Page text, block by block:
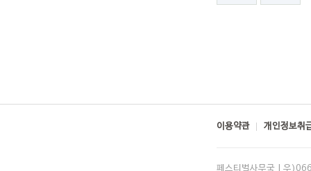
이용약관 개인정보취
페스티벌사무국 | 우